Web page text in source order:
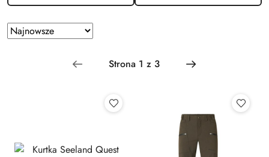
Zastosowano
sortowanie:
Sortuj
według